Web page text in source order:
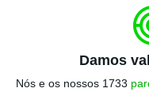
Damos
Nós e os nossos 1733